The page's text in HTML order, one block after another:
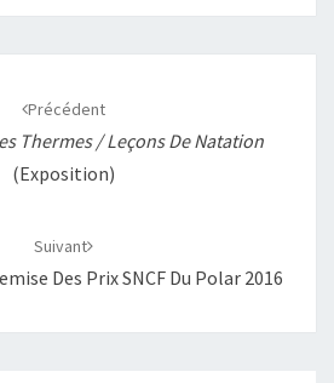
Précédent
Thermes / Leçons De Natation
(exposition)
Suivant
Des Prix SNCF Du Polar 2016